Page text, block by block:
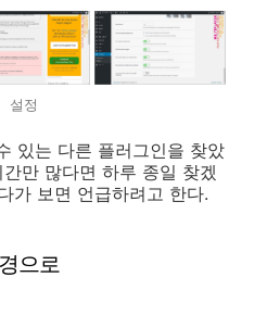
설정
있는 다른 플러그인을 찾았
만 많다면 하루 종일 찾겠
가 보면 언급하려고 한다.
으로